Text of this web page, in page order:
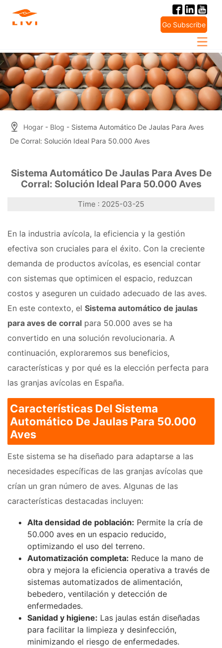
Go Subscribe
Hogar - Blog - Sistema Automático De Jaulas Para Aves
De Corral: Solución Ideal Para 50.000 Aves
Sistema Automático De Jaulas Para Aves De
Corral: Solución Ideal Para 50.000 Aves
Time : 2025-03-25
En la industria avícola, la eficiencia y la gestión
efectiva son cruciales para el éxito. Con la creciente
demanda de productos avícolas, es esencial contar
con sistemas que optimicen el espacio, reduzcan
costos y aseguren un cuidado adecuado de las aves.
En este contexto, el Sistema automático de jaulas
para aves de corral para 50.000 aves se ha
convertido en una solución revolucionaria. A
continuación, exploraremos sus beneficios,
características y por qué es la elección perfecta para
las granjas avícolas en España.
Características Del Sistema
Automático De Jaulas Para 50.000
Aves
Este sistema se ha diseñado para adaptarse a las
necesidades específicas de las granjas avícolas que
crían un gran número de aves. Algunas de las
características destacadas incluyen:
Alta densidad de población: Permite la cría de
50.000 aves en un espacio reducido,
optimizando el uso del terreno.
Automatización completa: Reduce la mano de
obra y mejora la eficiencia operativa a través de
sistemas automatizados de alimentación,
bebedero, ventilación y detección de
enfermedades.
Sanidad y higiene: Las jaulas están diseñadas
para facilitar la limpieza y desinfección,
minimizando el riesgo de enfermedades.